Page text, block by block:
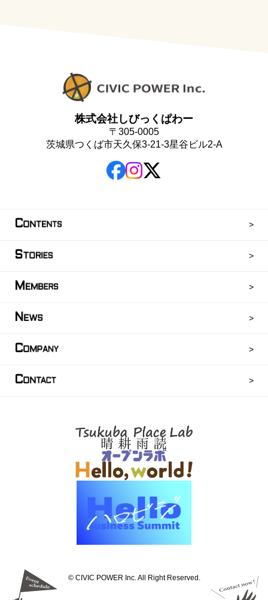
株式会社しびっくぱわー
〒305-0005
茨城県つくば市天久保3-21-3星谷ビル2-A
CONTENTS
STORIES
M EMBERS
N EWS
COMPANY
CONTACT
©︎ CIVIC POWER Inc. All Right Reserved.